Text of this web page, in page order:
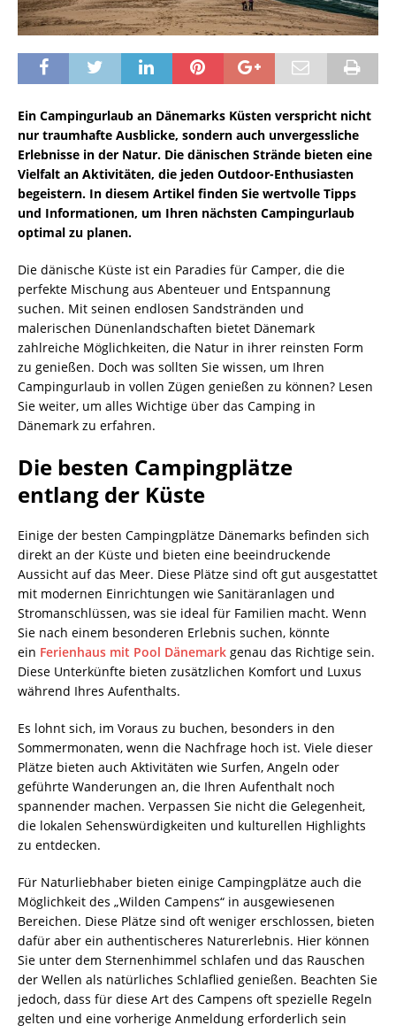
Ein Campingurlaub an Dänemarks Küsten verspricht nicht
nur traumhafte Ausblicke, sondern auch unvergessliche
Erlebnisse in der Natur. Die dänischen Strände bieten eine
Vielfalt an Aktivitäten, die jeden Outdoor-Enthusiasten
begeistern. In diesem Artikel finden Sie wertvolle Tipps
und Informationen, um Ihren nächsten Campingurlaub
optimal zu planen.
Die dänische Küste ist ein Paradies für Camper, die die
perfekte Mischung aus Abenteuer und Entspannung
suchen. Mit seinen endlosen Sandstränden und
malerischen Dünenlandschaften bietet Dänemark
zahlreiche Möglichkeiten, die Natur in ihrer reinsten Form
zu genießen. Doch was sollten Sie wissen, um Ihren
Campingurlaub in vollen Zügen genießen zu können? Lesen
Sie weiter, um alles Wichtige über das Camping in
Dänemark zu erfahren.
Die besten Campingplätze
entlang der Küste
Einige der besten Campingplätze Dänemarks befinden sich
direkt an der Küste und bieten eine beeindruckende
Aussicht auf das Meer. Diese Plätze sind oft gut ausgestattet
mit modernen Einrichtungen wie Sanitäranlagen und
Stromanschlüssen, was sie ideal für Familien macht. Wenn
Sie nach einem besonderen Erlebnis suchen, könnte
ein Ferienhaus mit Pool Dänemark genau das Richtige sein.
Diese Unterkünfte bieten zusätzlichen Komfort und Luxus
während Ihres Aufenthalts.
Es lohnt sich, im Voraus zu buchen, besonders in den
Sommermonaten, wenn die Nachfrage hoch ist. Viele dieser
Plätze bieten auch Aktivitäten wie Surfen, Angeln oder
geführte Wanderungen an, die Ihren Aufenthalt noch
spannender machen. Verpassen Sie nicht die Gelegenheit,
die lokalen Sehenswürdigkeiten und kulturellen Highlights
zu entdecken.
Für Naturliebhaber bieten einige Campingplätze auch die
Möglichkeit des „Wilden Campens“ in ausgewiesenen
Bereichen. Diese Plätze sind oft weniger erschlossen, bieten
dafür aber ein authentischeres Naturerlebnis. Hier können
Sie unter dem Sternenhimmel schlafen und das Rauschen
der Wellen als natürliches Schlaflied genießen. Beachten Sie
jedoch, dass für diese Art des Campens oft spezielle Regeln
gelten und eine vorherige Anmeldung erforderlich sein